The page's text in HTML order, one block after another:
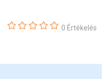
0 Értékelés